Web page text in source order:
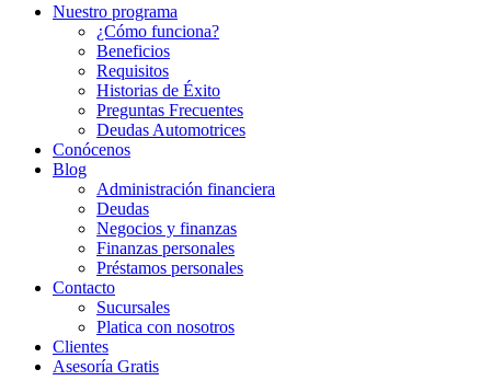
Nuestro programa
¿Cómo funciona?
Beneficios
Requisitos
Historias de Éxito
Preguntas Frecuentes
Deudas Automotrices
Conócenos
Blog
Administración financiera
Deudas
Negocios y finanzas
Finanzas personales
Préstamos personales
Contacto
Sucursales
Platica con nosotros
Clientes
Asesoría Gratis